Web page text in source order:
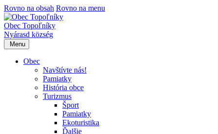
Rovno na obsah Rovno na menu
Obec Topoľníky
Nyárasd község
Menu
Obec
Navštívte nás!
Pamiatky
História obce
Turizmus
Šport
Pamiatky
Ekoturistika
Ďalšie